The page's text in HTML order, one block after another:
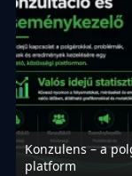
Konzulens – a
platform